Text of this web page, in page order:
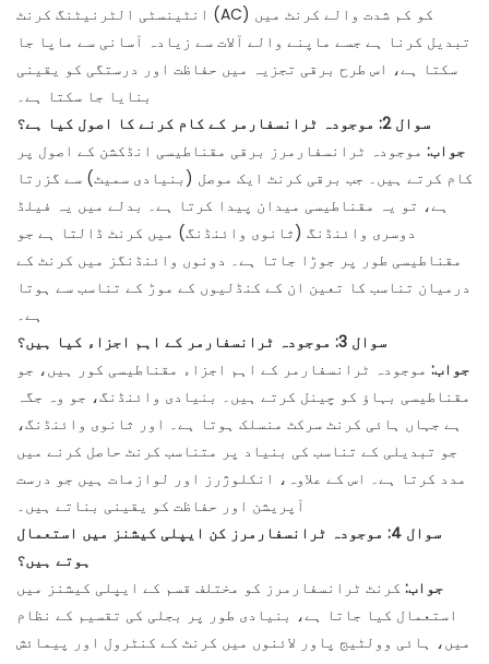
انٹینسٹی الٹرنیٹنگ کرنٹ (AC) کو کم شدت والے کرنٹ میں
تبدیل کرنا ہے جسے ماپنے والے آلات سے زیادہ آسانی سے ماپا جا
سکتا ہے، اس طرح برقی تجزیہ میں حفاظت اور درستگی کو یقینی
بنایا جا سکتا ہے۔
سوال 2: موجودہ ٹرانسفارمر کے کام کرنے کا اصول کیا ہے؟
جواب: موجودہ ٹرانسفارمرز برقی مقناطیسی انڈکشن کے اصول پر
کام کرتے ہیں۔ جب برقی کرنٹ ایک موصل (بنیادی سمیٹ) سے گزرتا
ہے، تو یہ مقناطیسی میدان پیدا کرتا ہے۔ بدلے میں یہ فیلڈ
دوسری وائنڈنگ (ثانوی وائنڈنگ) میں کرنٹ ڈالتا ہے جو
مقناطیسی طور پر جوڑا جاتا ہے۔ دونوں وائنڈنگز میں کرنٹ کے
درمیان تناسب کا تعین ان کے کنڈلیوں کے موڑ کے تناسب سے ہوتا
ہے۔
سوال 3: موجودہ ٹرانسفارمر کے اہم اجزاء کیا ہیں؟
جواب: موجودہ ٹرانسفارمر کے اہم اجزاء مقناطیسی کور ہیں، جو
مقناطیسی بہاؤ کو چینل کرتے ہیں۔ بنیادی وائنڈنگ، جو وہ جگہ
ہے جہاں ہائی کرنٹ سرکٹ منسلک ہوتا ہے۔ اور ثانوی وائنڈنگ،
جو تبدیلی کے تناسب کی بنیاد پر متناسب کرنٹ حاصل کرنے میں
مدد کرتا ہے۔ اس کے علاوہ، انکلوژرز اور لوازمات ہیں جو درست
آپریشن اور حفاظت کو یقینی بناتے ہیں۔
سوال 4: موجودہ ٹرانسفارمرز کن ایپلی کیشنز میں استعمال
ہوتے ہیں؟
جواب: کرنٹ ٹرانسفارمرز کو مختلف قسم کے ایپلی کیشنز میں
استعمال کیا جاتا ہے، بنیادی طور پر بجلی کی تقسیم کے نظام
میں، ہائی وولٹیج پاور لائنوں میں کرنٹ کے کنٹرول اور پیمائش